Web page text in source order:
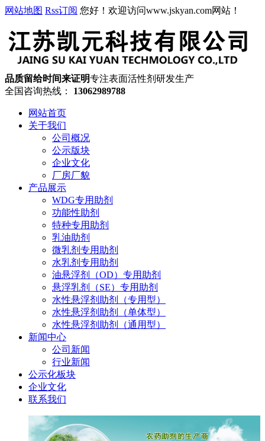
网站地图 Rss订阅 您好！欢迎访问www.jskyan.com网站！
品质留给时间来证明专注表面活性剂研发生产
全国咨询热线：
13062989788
网站首页
关于我们
公司概况
公示版块
企业文化
厂房厂貌
产品展示
WDG专用助剂
功能性助剂
特种专用助剂
乳油助剂
微乳剂专用助剂
水乳剂专用助剂
油悬浮剂（OD）专用助剂
悬浮乳剂（SE）专用助剂
水性悬浮剂助剂（专用型）
水性悬浮剂助剂（单体型）
水性悬浮剂助剂（通用型）
新闻中心
公司新闻
行业新闻
公示化板块
企业文化
联系我们